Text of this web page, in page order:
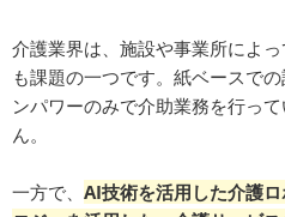
介護業界は、施設や事業所によ
も課題の一つです。紙ベースで
ンパワーのみで介助業務を行っ
ん。
一方で、 AI技術を活用した介護